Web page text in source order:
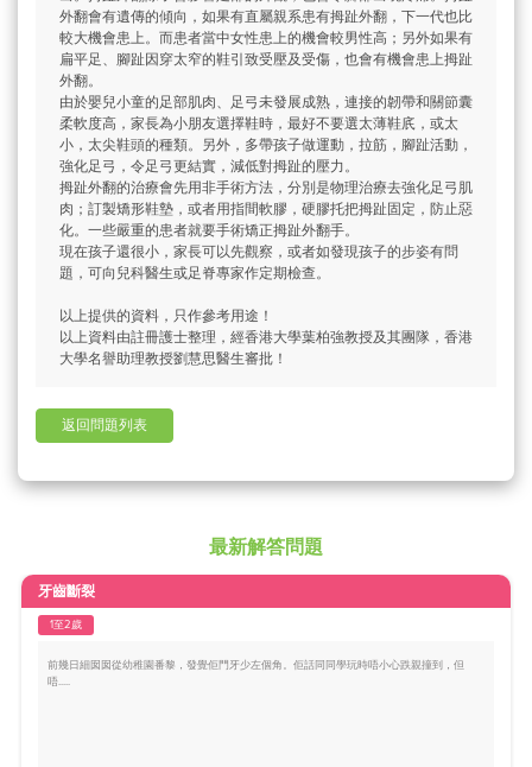
外翻會有遺傳的傾向，如果有直屬親系患有拇趾外翻，下一代也比
較大機會患上。而患者當中女性患上的機會較男性高；另外如果有
扁平足、腳趾因穿太窄的鞋引致受壓及受傷，也會有機會患上拇趾
外翻。
由於嬰兒小童的足部肌肉、足弓未發展成熟，連接的韌帶和關節囊
柔軟度高，家長為小朋友選擇鞋時，最好不要選太薄鞋㡳，或太
小，太尖鞋頭的種類。另外，多帶孩子做運動，拉筋，腳趾活動，
強化足弓，令足弓更結實，減低對拇趾的壓力。
拇趾外翻的治療會先用非手術方法，分別是物理治療去強化足弓肌
肉；訂製矯形鞋墊，或者用指間軟膠，硬膠托把拇趾固定，防止惡
化。一些嚴重的患者就要手術矯正拇趾外翻手。
現在孩子還很小，家長可以先觀察，或者如發現孩子的步姿有問
題，可向兒科醫生或足脊專家作定期檢查。
以上提供的資料，只作參考用途！
以上資料由註冊護士整理，經香港大學葉柏強教授及其團隊，香港
大學名譽助理教授劉慧思醫生審批！
返回問題列表
最新解答問題
牙齒斷裂
1至2歲
前幾日細囡囡從幼稚園番黎，發覺佢門牙少左個角。佢話同同學玩時唔小心跌親撞到，但
唔.....